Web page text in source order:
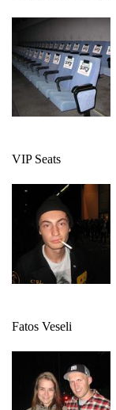
VIP Seats
Fatos Veseli